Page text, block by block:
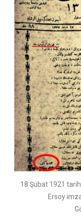
18 Şubat 1921
Ersoy